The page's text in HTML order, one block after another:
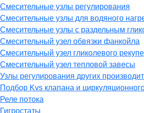
Смесительные узлы регулирования
Смесительные узлы для водяного
Смесительные узлы с раздельным
Смесительный узел обвязки фанкойла
Смесительный узел гликолевого
Смесительный узел тепловой завесы
Узлы регулирования других
Подбор Kvs клапана и
Реле потока
Гигростаты